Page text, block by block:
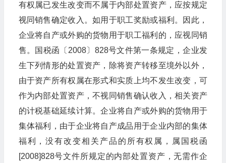
有权属已发生改变而不属于内部处置资产，应按规定
视同销售确定收入。如用于职工奖励或福利。因此，
企业将自产或外购的货物用于职工福利的，应视同销
售。国税函〔2008〕828号文件第一条规定，企业发
生下列情形的处置资产，除将资产转移至境外以外，
由于资产所有权属在形式和实质上均不发生改变，可
作为内部处置资产，不视同销售确认收入，相关资产
的计税基础延续计算。企业将自产或外购的货物用于
集体福利，由于企业将自产成品用于企业内部的集体
福利，没有改变相关产品的所有权属，属国税函
[2008]828号文件所规定的内部处置资产，无需作企